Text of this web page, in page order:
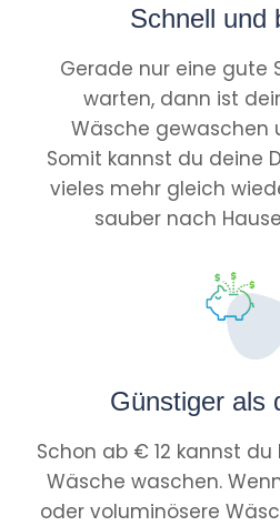
Schnell und
Gerade nur eine gute
warten, dann ist
Wäsche gewaschen
Somit kannst du deine
vieles mehr gleich
sauber nach
Günstiger als
Schon ab € 12 kannst du
Wäsche waschen.
oder voluminösere